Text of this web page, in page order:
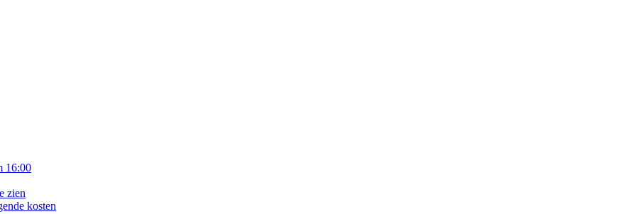
16:00
zien
kosten